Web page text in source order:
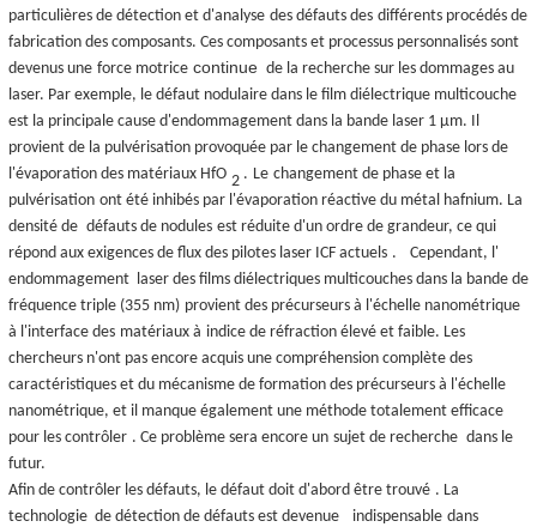
particulières de détection et d'analyse des défauts des différents procédés de
fabrication des composants. Ces composants et processus personnalisés sont
devenus une force motrice continue de la recherche sur les dommages au
laser. Par exemple, le défaut nodulaire dans le film diélectrique multicouche
est la principale cause d'endommagement dans la bande laser 1 µm. Il
provient de la pulvérisation provoquée par le changement de phase lors de
l'évaporation des matériaux HfO 2 . Le changement de phase et la
pulvérisation ont été inhibés par l'évaporation réactive du métal hafnium. La
densité de défauts de nodules est réduite d'un ordre de grandeur, ce qui
répond aux exigences de flux des pilotes laser ICF actuels .
Cependant, l'
endommagement laser des films diélectriques multicouches dans la bande de
fréquence triple (355 nm) provient des précurseurs à l'échelle nanométrique
à l'interface des matériaux à indice de réfraction élevé et faible. Les
chercheurs n'ont pas encore acquis une compréhension complète des
caractéristiques et du mécanisme de formation des précurseurs à l'échelle
nanométrique, et il manque également une méthode totalement efficace
pour les contrôler . Ce problème sera encore un sujet de recherche dans le
futur.
Afin de contrôler les défauts, le défaut doit d'abord être trouvé . La
technologie de détection de défauts est devenue
indispensable dans